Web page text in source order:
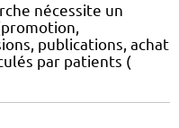
nécessite un
publications, achat
par patients (